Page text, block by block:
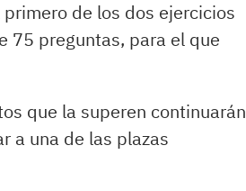
de los dos ejercicios
75 preguntas, para el que
que la superen continuarán
a una de las plazas